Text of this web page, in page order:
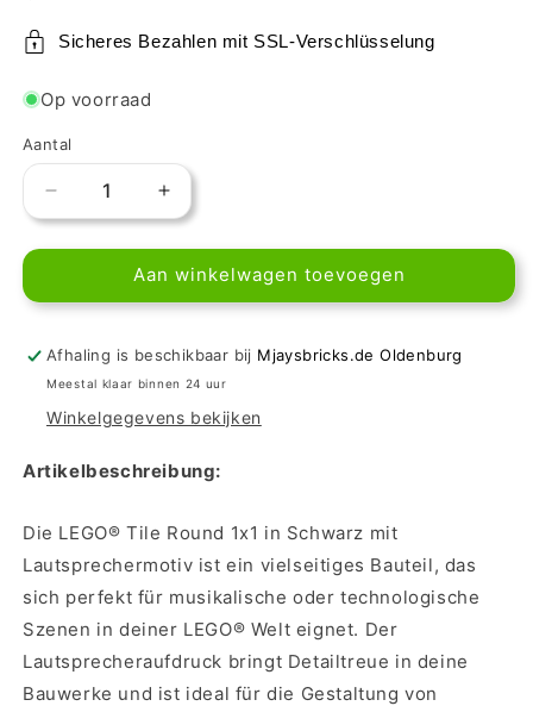
Sicheres Bezahlen mit SSL-Verschlüsselung
Op voorraad
Aantal
Aantal
verlagen
voor
Fliese
1x1
-
Aantal
verhogen
voor
LEGO®
Fliese
1x1
-
Aan winkelwagen toevoegen
Afhaling is beschikbaar bij Mjaysbricks.de Oldenburg
Meestal klaar binnen 24 uur
Winkelgegevens bekijken
Artikelbeschreibung:
Die LEGO® Tile Round 1x1 in Schwarz mit
Lautsprechermotiv ist ein vielseitiges Bauteil, das
sich perfekt für musikalische oder technologische
Szenen in deiner LEGO® Welt eignet. Der
Lautsprecheraufdruck bringt Detailtreue in deine
Bauwerke und ist ideal für die Gestaltung von